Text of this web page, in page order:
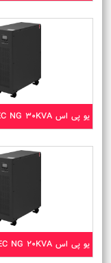
یو پی اس PEC NG 30KVA
یو پی اس PEC NG 20KVA